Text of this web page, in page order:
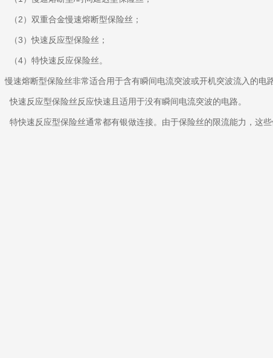
（2）双重合金慢速熔断型保险丝；
（3）快速反应型保险丝；
（4）特快速反应保险丝。
慢速熔断型保险丝非常适合用于含有瞬间电流突波或开机突波流入的电
快速反应型保险丝反应快速且适用于没有瞬间电流突波的电路。
特快速反应型保险丝通常都有银做连接。由于保险丝的限流能力，这